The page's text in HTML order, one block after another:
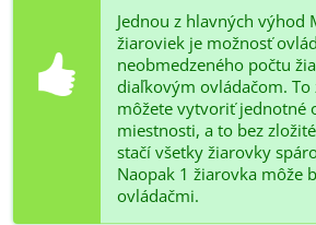
Jednou z hlavných výhod
žiaroviek je možnosť
neobmedzeného počtu
diaľkovým ovládačom. To
môžete vytvoriť jednotné
miestnosti, a to bez
stačí všetky žiarovky
Naopak 1 žiarovka môže
ovládačmi.